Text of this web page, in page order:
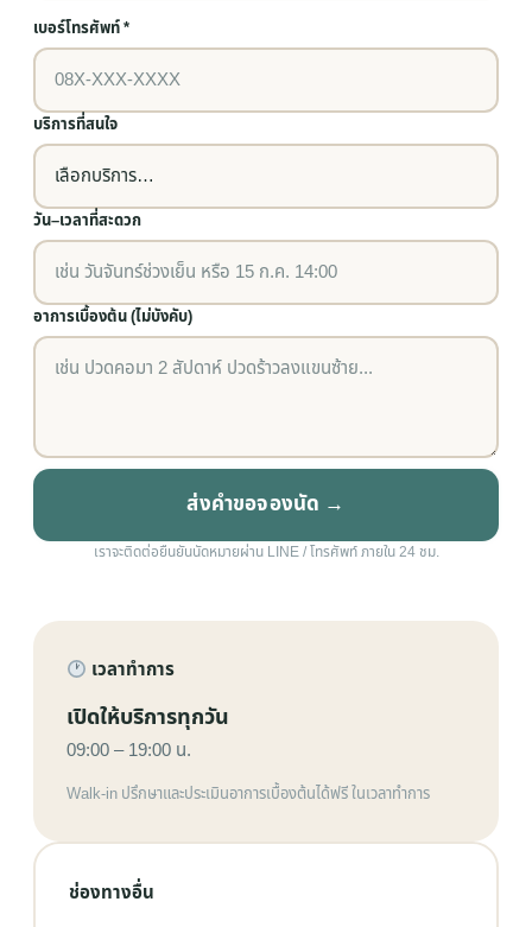
เบอร์โทรศัพท์ *
บริการที่สนใจ
วัน–เวลาที่สะดวก
อาการเบื้องต้น (ไม่บังคับ)
ส่งคำขอจองนัด →
เราจะติดต่อยืนยันนัดหมายผ่าน LINE / โทรศัพท์ ภายใน 24 ชม.
เวลาทำการ
เปิดให้บริการทุกวัน
09:00 – 19:00 น.
Walk-in ปรึกษาและประเมินอาการเบื้องต้นได้ฟรี ในเวลาทำการ
ช่องทางอื่น